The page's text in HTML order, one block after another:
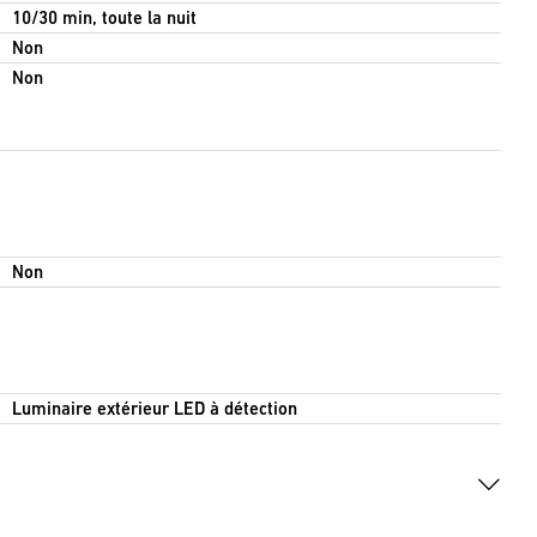
10/30 min, toute la nuit
Non
Non
Non
Luminaire extérieur LED à détection